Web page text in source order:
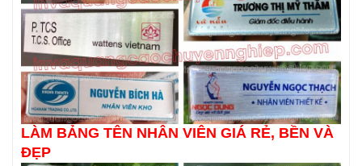
LÀM BẢNG TÊN NHÂN VIÊN GIÁ RẺ, BỀN VÀ
ĐẸP